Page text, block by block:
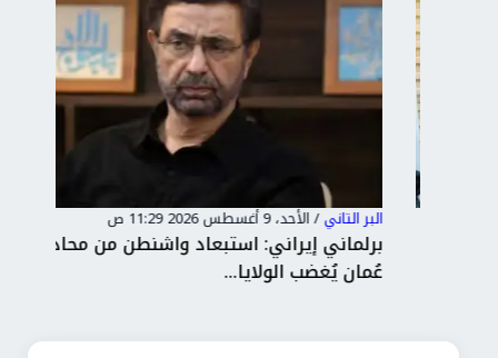
البر التاني /الأحد، 9 أغسطس 2026 11:29 ص
برلماني إيراني: استبعاد واشنطن من محادثات
عُمان يُغضب الولايا...